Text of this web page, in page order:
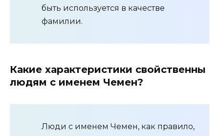
быть используется в качестве
фамилии.
Какие характеристики свойственны
людям с именем Чемен?
Люди с именем Чемен, как правило,